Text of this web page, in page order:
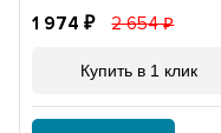
1 974 2 654
Купить в 1 клик